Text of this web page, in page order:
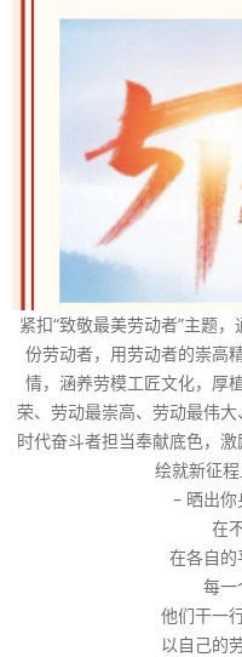
紧扣“致敬最美劳动者”主题
份劳动者，用劳动者的崇高
情，涵养劳模工匠文化，厚
荣、劳动最崇高、劳动最伟
时代奋斗者担当奉献底色，激
绘就新征程
– 晒出
在
在各自
每一
他们干一
以自己的